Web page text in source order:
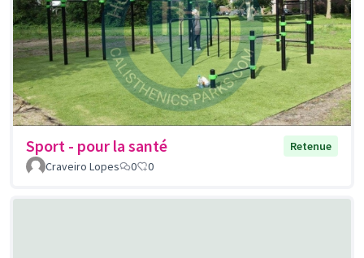
Sport - pour la santé
Retenue
Craveiro Lopes
0 0